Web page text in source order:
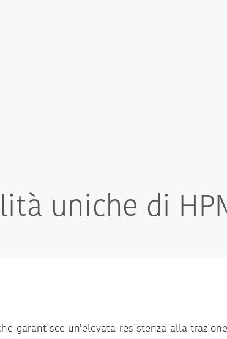
uniche di
garantisce un’elevata resistenza alla